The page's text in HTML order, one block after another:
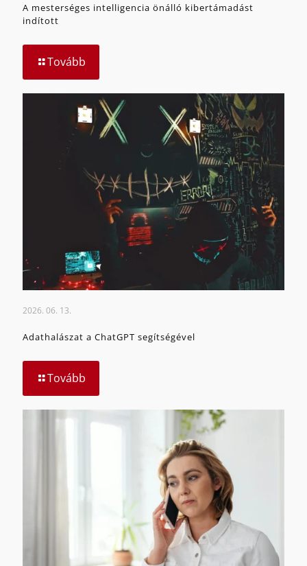
A mesterséges intelligencia önálló kibertámadást
indított
Tovább
2026. 06. 13.
Adathalászat a ChatGPT segítségével
Tovább